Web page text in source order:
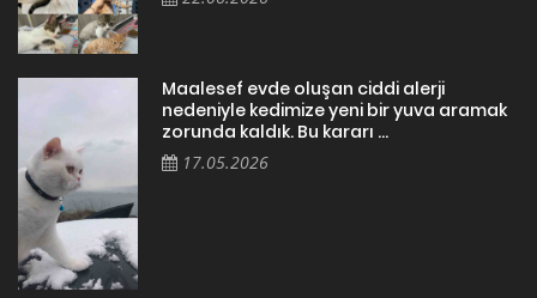
Maalesef evde oluşan ciddi alerji
nedeniyle kedimize yeni bir yuva aramak
zorunda kaldık. Bu kararı ...
17.05.2026